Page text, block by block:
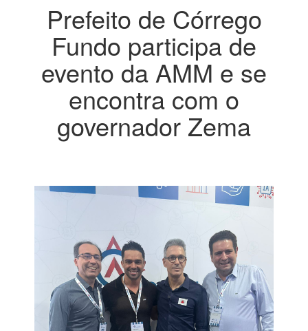
Prefeito de Córrego
Fundo participa de
evento da AMM e se
encontra com o
governador Zema